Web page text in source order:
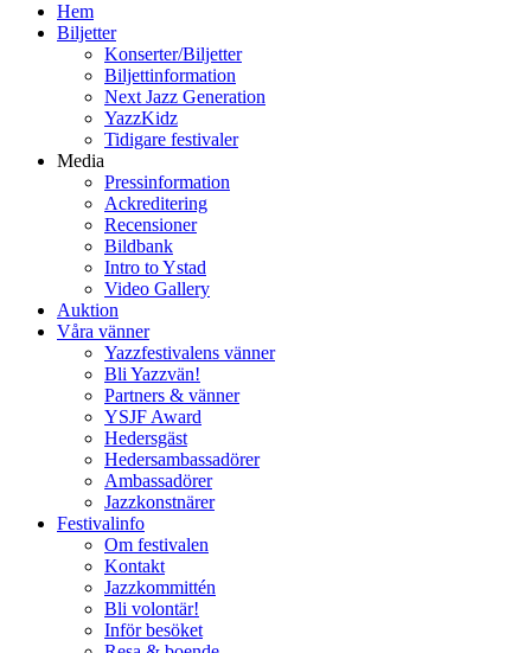
Hem
Biljetter
Konserter/Biljetter
Biljettinformation
Next Jazz Generation
YazzKidz
Tidigare festivaler
Media
Pressinformation
Ackreditering
Recensioner
Bildbank
Intro to Ystad
Video Gallery
Auktion
Våra vänner
Yazzfestivalens vänner
Bli Yazzvän!
Partners & vänner
YSJF Award
Hedersgäst
Hedersambassadörer
Ambassadörer
Jazzkonstnärer
Festivalinfo
Om festivalen
Kontakt
Jazzkommittén
Bli volontär!
Inför besöket